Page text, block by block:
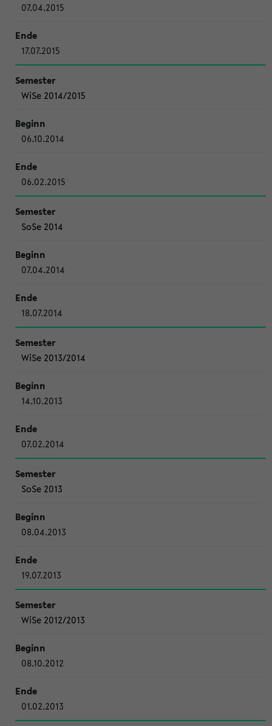
07.04.2015
17.07.2015
WiSe 2014/2015
06.10.2014
06.02.2015
SoSe 2014
07.04.2014
18.07.2014
WiSe 2013/2014
14.10.2013
07.02.2014
SoSe 2013
08.04.2013
19.07.2013
WiSe 2012/2013
08.10.2012
01.02.2013